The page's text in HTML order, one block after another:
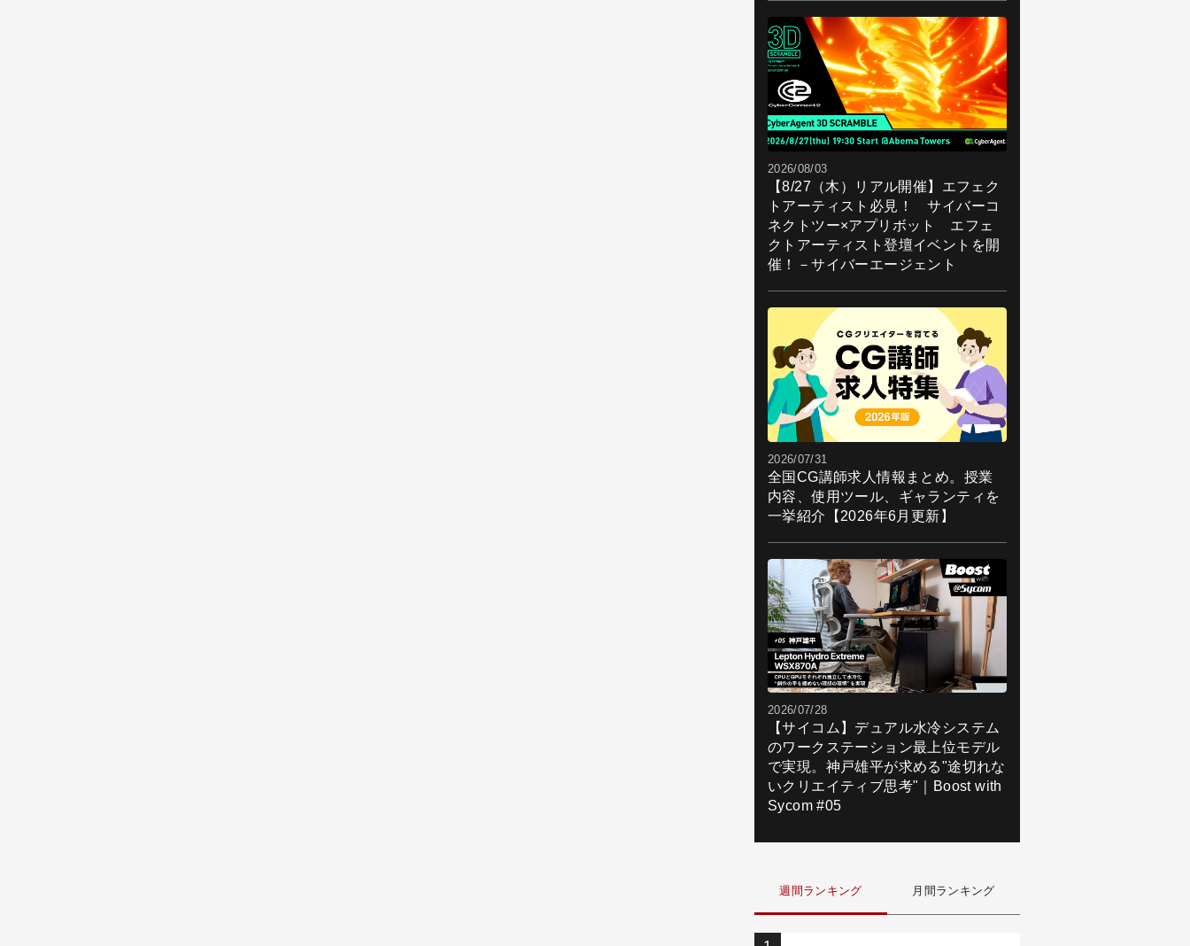
2026/08/03
【8/27（木）リアル開催】エフェク
トアーティスト必見！ サイバーコ
ネクトツー×アプリボット エフェ
クトアーティスト登壇イベントを開
催！－サイバーエージェント
2026/07/31
全国CG講師求人情報まとめ。授業
内容、使用ツール、ギャランティを
一挙紹介【2026年6月更新】
2026/07/28
【サイコム】デュアル水冷システム
のワークステーション最上位モデル
で実現。神戸雄平が求める"途切れな
いクリエイティブ思考"｜Boost with
Sycom #05
週間ランキング 月間ランキング